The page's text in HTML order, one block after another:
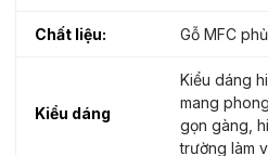
Chất liệu: Gỗ MFC
Kiểu dáng
Kiểu dáng
mang
gọn gàng,
trường làm